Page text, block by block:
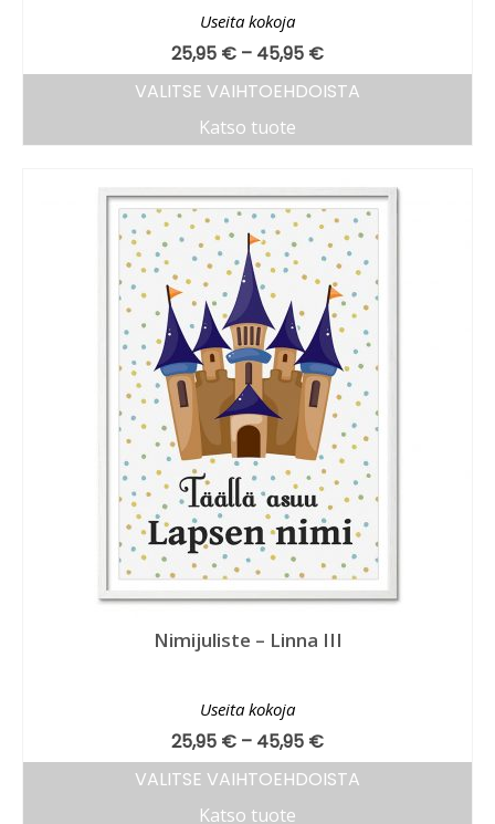
Useita kokoja
25,95 € – 45,95 €
VALITSE VAIHTOEHDOISTA
Katso tuote
Nimijuliste – Linna III
Useita kokoja
25,95 € – 45,95 €
VALITSE VAIHTOEHDOISTA
Katso tuote